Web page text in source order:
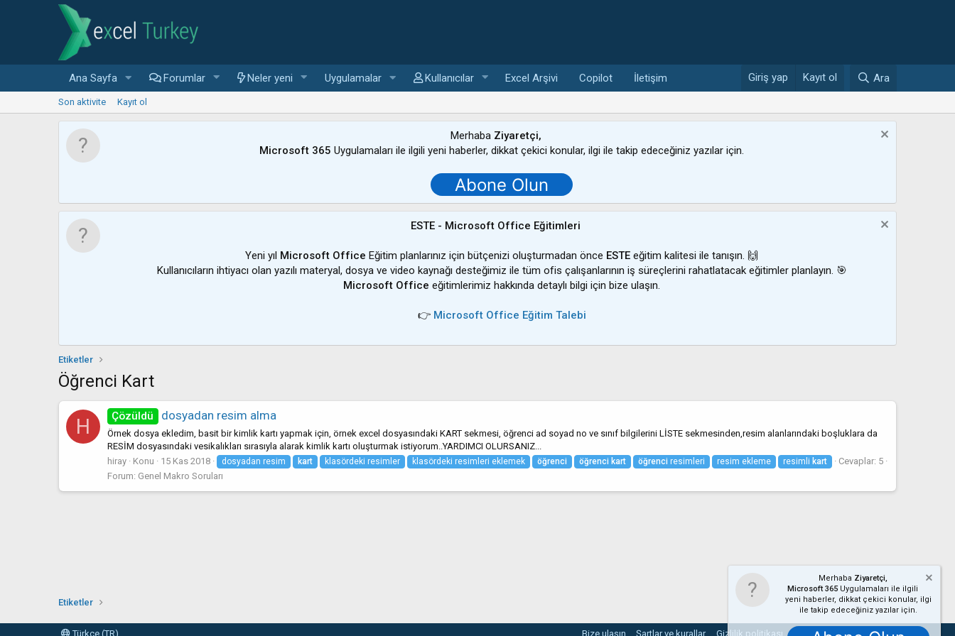
Ana Sayfa Forumlar Neler yeni Uygulamalar Kullanıcılar Excel Arşivi Copilot İletişim Giriş yap Kayıt ol Ara
Son aktivite Kayıt ol
Merhaba Ziyaretçi,
Microsoft 365 Uygulamaları ile ilgili yeni haberler, dikkat çekici konular, ilgi ile takip edeceğiniz yazılar için.
Abone Olun
ESTE - Microsoft Office Eğitimleri
Yeni yıl Microsoft Office Eğitim planlarınız için bütçenizi oluşturmadan önce ESTE eğitim kalitesi ile tanışın. 🙌
Kullanıcıların ihtiyacı olan yazılı materyal, dosya ve video kaynağı desteğimiz ile tüm ofis çalışanlarının iş süreçlerini rahatlatacak eğitimler planlayın. 🎯
Microsoft Office eğitimlerimiz hakkında detaylı bilgi için bize ulaşın.
👉 Microsoft Office Eğitim Talebi
Etiketler
Öğrenci Kart
H Çözüldü dosyadan resim alma
Örnek dosya ekledim, basit bir kimlik kartı yapmak için, örnek excel dosyasındaki KART sekmesi, öğrenci ad soyad no ve sınıf bilgilerini LİSTE sekmesinden,resim alanlarındaki boşluklara da
RESİM dosyasındaki vesikalıkları sırasıyla alarak kimlik kartı oluşturmak istiyorum..YARDIMCI OLURSANIZ...
hiray
Konu 15 Kas 2018 dosyadan resim kart klasördeki resimler klasördeki resimleri eklemek öğrenci öğrenci kart öğrenci resimleri resim ekleme resimli kart
Cevaplar: 5
Forum: Genel Makro Soruları
Etiketler
Türkçe (TR) Bize ulaşın Şartlar ve kurallar Gizlilik politikası Yardım Ana sayfa R
Merhaba Ziyaretçi,
Microsoft 365 Uygulamaları ile ilgili
yeni haberler, dikkat çekici konular, ilgi
ile takip edeceğiniz yazılar için.